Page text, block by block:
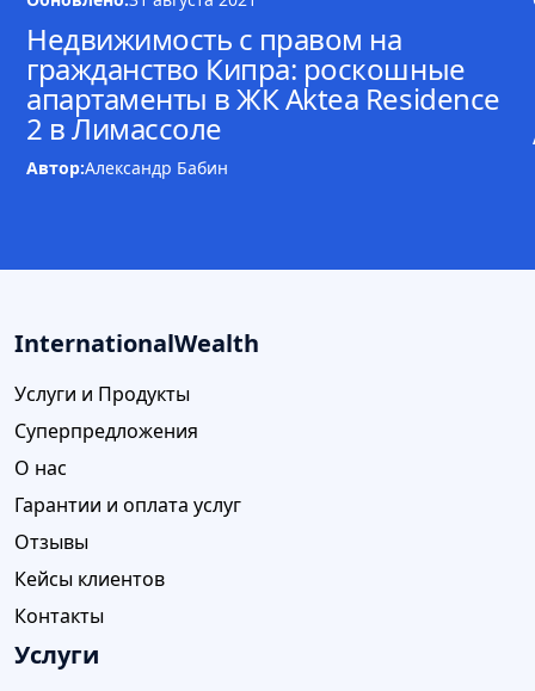
Недвижимость с правом на
гражданство Кипра: роскошные
апартаменты в ЖК Aktea Residence
2 в Лимассоле
Автор:Александр Бабин
InternationalWealth
Услуги и Продукты
Суперпредложения
О нас
Гарантии и оплата услуг
Отзывы
Кейсы клиентов
Контакты
Услуги